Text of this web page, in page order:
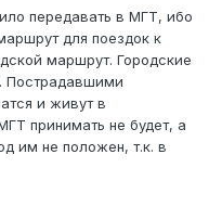
передавать в МГТ, ибо
для поездок к
маршрут. Городские
Пострадавшими
и живут в
принимать не будет, а
им не положен, т.к. в